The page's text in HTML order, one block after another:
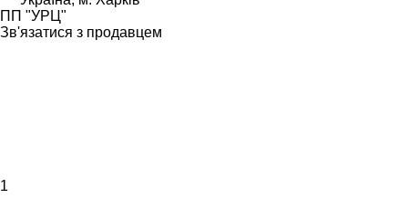
ПП "УРЦ"
Зв'язатися з продавцем
1